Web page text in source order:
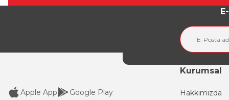
Ürün açıklamasında eksik bilgiler bulunuyor.
Apple App Google Play
Kurumsal
Hakkımızda